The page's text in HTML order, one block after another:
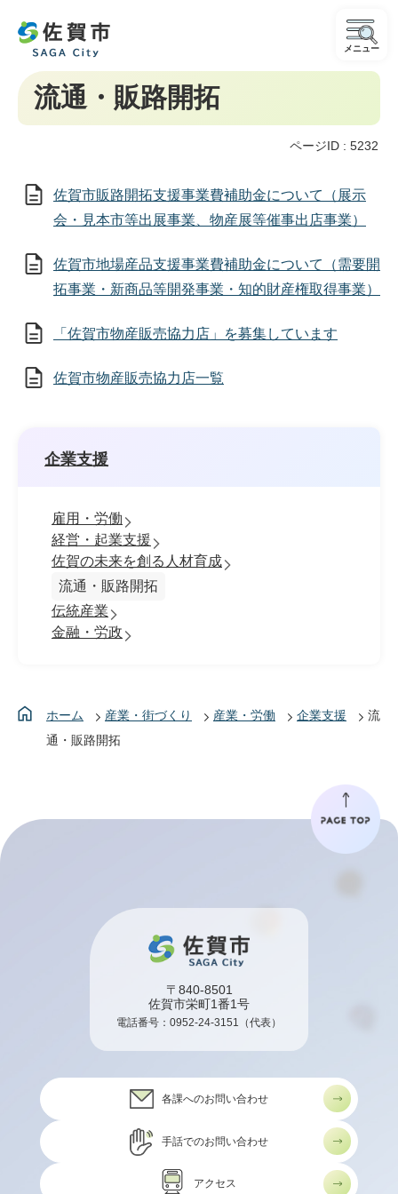
メニュー
流通・販路開拓
ページID : 5232
佐賀市販路開拓支援事業費補助金について（展示
会・見本市等出展事業、物産展等催事出店事業）
佐賀市地場産品支援事業費補助金について（需要開
拓事業・新商品等開発事業・知的財産権取得事業）
「佐賀市物産販売協力店」を募集しています
佐賀市物産販売協力店一覧
企業支援
雇用・労働
経営・起業支援
佐賀の未来を創る人材育成
流通・販路開拓
伝統産業
金融・労政
ホーム 産業・街づくり 産業・労働 企業支援
流
通・販路開拓
〒840-8501
佐賀市栄町1番1号
電話番号： 0952-24-3151 （代表）
各課へのお問い合わせ
手話でのお問い合わせ
アクセス